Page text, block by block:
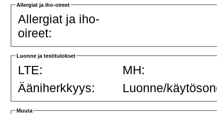
Allergiat ja iho-oireet
Allergiat ja iho-
oireet:
Luonne ja testitulokset
LTE:
MH:
Ääniherkkyys:
Luonne/
Muuta